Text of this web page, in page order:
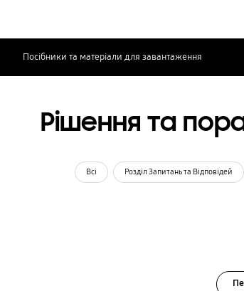
Посібники та матеріали для завантаження
Рішення та
Всі Розділ Запитань та Відповідей